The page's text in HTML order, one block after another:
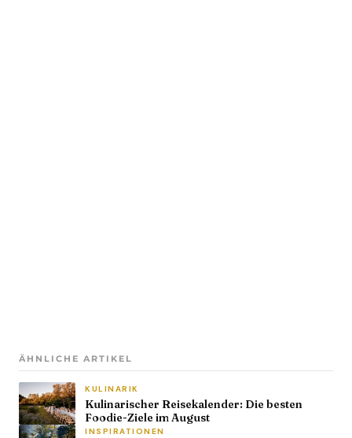
ÄHNLICHE ARTIKEL
KULINARIK
Kulinarischer Reisekalender: Die besten
Foodie-Ziele im August
INSPIRATIONEN